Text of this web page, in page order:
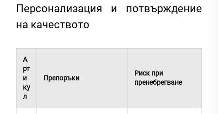
Персонализация и потвърждение
на качеството
А
рт
и
ку
л
Препоръки
Риск при
пренебрегване